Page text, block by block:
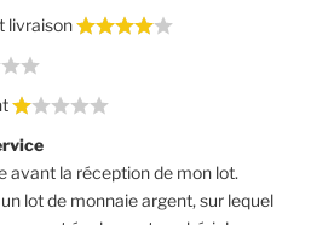
livraison
avant la réception de mon lot.
un lot de monnaie argent, sur lequel